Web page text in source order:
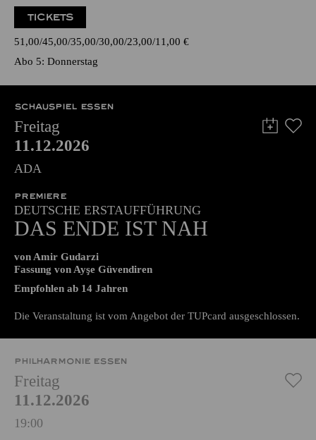
Empfohlen ab 6 Jahren
18:45 Einführung
TICKETS
51,00 45,00 35,00 30,00 23,00 11,00€
Abo 5: Donnerstag
SCHAUSPIEL ESSEN
Freitag
11.12.2026
ADA
DEUTSCHE ERSTAUFFÜHRUNG
DAS ENDE IST NAH
Fassung von Ayşe Güvendiren
Die Veranstaltung ist vom Angebot der TUPcard ausgeschlossen.
PHILHARMONIE ESSEN
Freitag